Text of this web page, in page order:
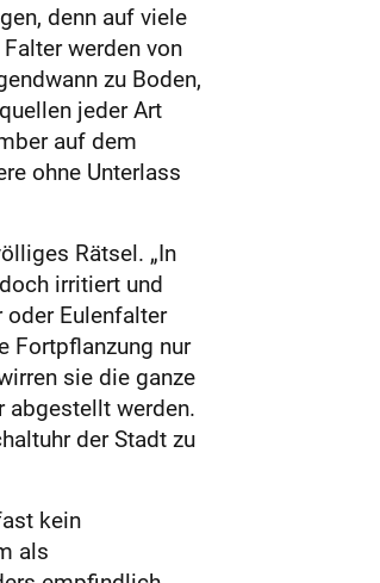
denn auf viele
werden von
zu Boden,
jeder Art
auf dem
ohne Unterlass
Rätsel. „In
irritiert und
Eulenfalter
Fortpflanzung nur
sie die ganze
abgestellt werden.
der Stadt zu
kein
als